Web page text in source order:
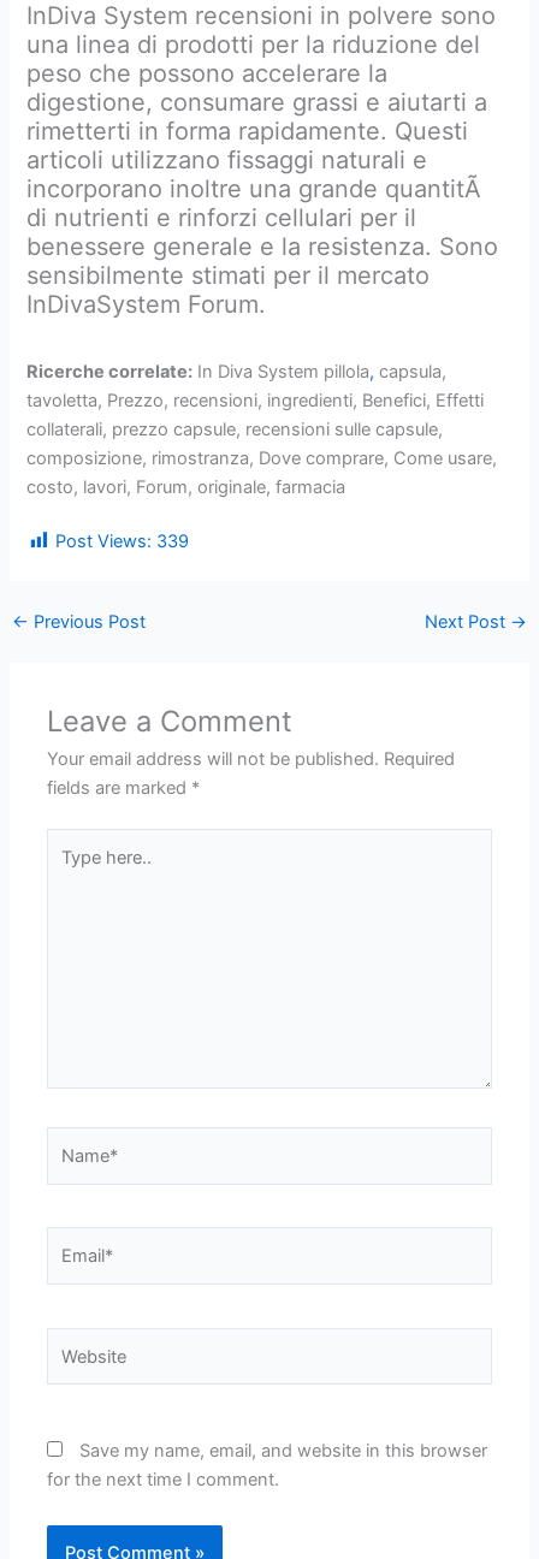
InDiva System recensioni in polvere sono
una linea di prodotti per la riduzione del
peso che possono accelerare la
digestione, consumare grassi e aiutarti a
rimetterti in forma rapidamente. Questi
articoli utilizzano fissaggi naturali e
incorporano inoltre una grande quantitÃ
di nutrienti e rinforzi cellulari per il
benessere generale e la resistenza. Sono
sensibilmente stimati per il mercato
InDivaSystem Forum.
Ricerche correlate: In Diva System pillola, capsula,
tavoletta, Prezzo, recensioni, ingredienti, Benefici, Effetti
collaterali, prezzo capsule, recensioni sulle capsule,
composizione, rimostranza, Dove comprare, Come usare,
costo, lavori, Forum, originale, farmacia
Post Views: 339
← Previous Post Next Post →
Leave a Comment
Your email address will not be published. Required
fields are marked *
here..
Save my name, email, and website in this browser
for the next time I comment.